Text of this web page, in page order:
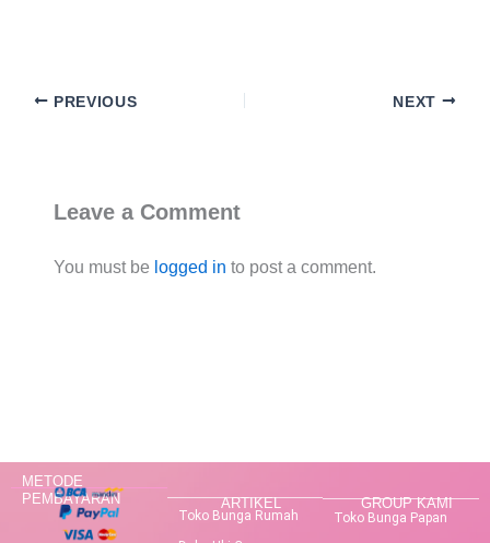
PREVIOUS NEXT
Leave a Comment
You must be logged in to post a comment.
METODE
PEMBAYARAN
ARTIKEL
Toko Bunga Rumah
GROUP KAMI
Toko Bunga Papan